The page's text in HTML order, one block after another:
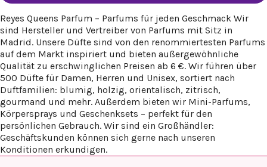
Reyes Queens Parfum – Parfums für jeden Geschmack Wir
sind Hersteller und Vertreiber von Parfums mit Sitz in
Madrid. Unsere Düfte sind von den renommiertesten Parfums
auf dem Markt inspiriert und bieten außergewöhnliche
Qualität zu erschwinglichen Preisen ab 6 €. Wir führen über
500 Düfte für Damen, Herren und Unisex, sortiert nach
Duftfamilien: blumig, holzig, orientalisch, zitrisch,
gourmand und mehr. Außerdem bieten wir Mini-Parfums,
Körpersprays und Geschenksets – perfekt für den
persönlichen Gebrauch. Wir sind ein Großhändler:
Geschäftskunden können sich gerne nach unseren
Konditionen erkundigen.